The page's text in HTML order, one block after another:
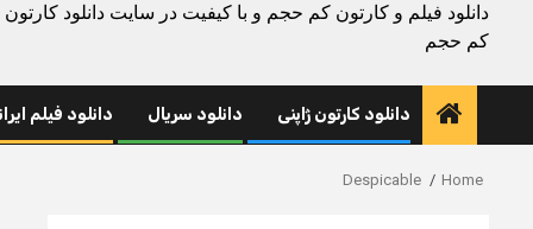
دانلود فیلم و کارتون کم حجم و با کیفیت در سایت دانلود کارتون
کم حجم
دانلود کارتون ژاپنی دانلود سریال دانلود فیلم
Home
Despicable